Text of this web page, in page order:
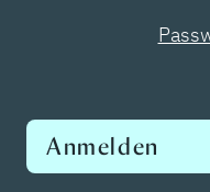
Anmelden